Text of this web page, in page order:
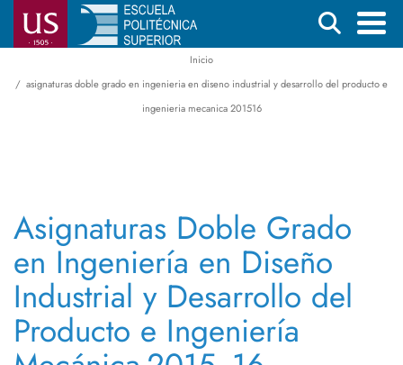
Pasar
principal
Buscar
principal
de
Inicio
asignaturas doble grado en ingenieria en diseno industrial y desarrollo del producto e
ingenieria mecanica 201516
Asignaturas Doble Grado
en Ingeniería en Diseño
Industrial y Desarrollo del
Producto e Ingeniería